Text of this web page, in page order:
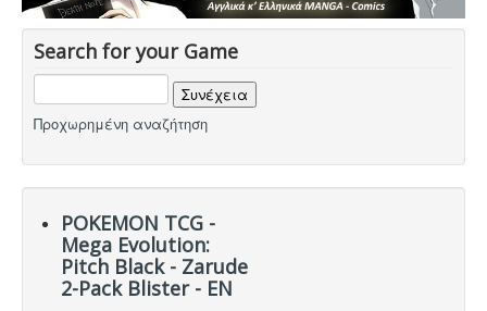
Search for your Game
Προχωρημένη αναζήτηση
POKEMON TCG -
Mega Evolution:
Pitch Black - Zarude
2-Pack Blister - EN